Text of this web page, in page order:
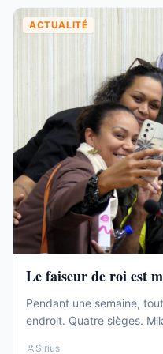
ACTUALITÉ
Le faiseur de roi est
Pendant une semaine,
endroit. Quatre sièges.
Sirius